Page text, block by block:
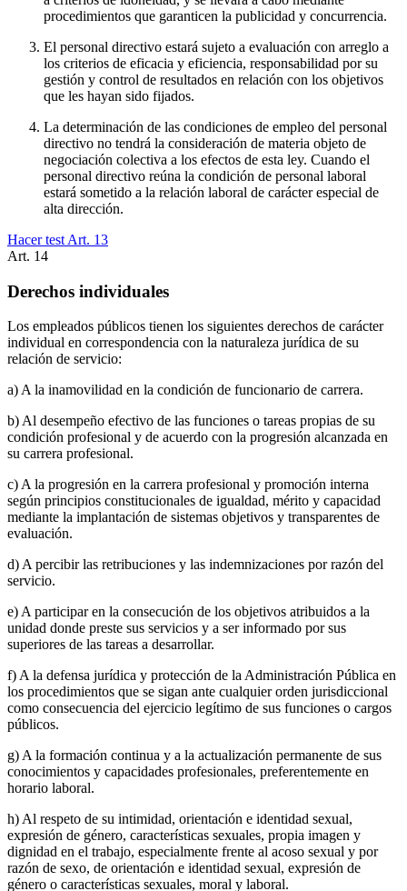
procedimientos que garanticen la publicidad y concurrencia.
El personal directivo estará sujeto a evaluación con arreglo a
los criterios de eficacia y eficiencia, responsabilidad por su
gestión y control de resultados en relación con los objetivos
que les hayan sido fijados.
La determinación de las condiciones de empleo del personal
directivo no tendrá la consideración de materia objeto de
negociación colectiva a los efectos de esta ley. Cuando el
personal directivo reúna la condición de personal laboral
estará sometido a la relación laboral de carácter especial de
alta dirección.
Hacer test Art. 13
Art. 14
Derechos individuales
Los empleados públicos tienen los siguientes derechos de carácter
individual en correspondencia con la naturaleza jurídica de su
relación de servicio:
a) A la inamovilidad en la condición de funcionario de carrera.
b) Al desempeño efectivo de las funciones o tareas propias de su
condición profesional y de acuerdo con la progresión alcanzada en
su carrera profesional.
c) A la progresión en la carrera profesional y promoción interna
según principios constitucionales de igualdad, mérito y capacidad
mediante la implantación de sistemas objetivos y transparentes de
evaluación.
d) A percibir las retribuciones y las indemnizaciones por razón del
servicio.
e) A participar en la consecución de los objetivos atribuidos a la
unidad donde preste sus servicios y a ser informado por sus
superiores de las tareas a desarrollar.
f) A la defensa jurídica y protección de la Administración Pública en
los procedimientos que se sigan ante cualquier orden jurisdiccional
como consecuencia del ejercicio legítimo de sus funciones o cargos
públicos.
g) A la formación continua y a la actualización permanente de sus
conocimientos y capacidades profesionales, preferentemente en
horario laboral.
h) Al respeto de su intimidad, orientación e identidad sexual,
expresión de género, características sexuales, propia imagen y
dignidad en el trabajo, especialmente frente al acoso sexual y por
razón de sexo, de orientación e identidad sexual, expresión de
género o características sexuales, moral y laboral.